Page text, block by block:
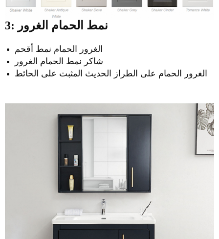
3: نمط الحمام الغرور
الغرور الحمام نمط أقحم
شاكر نمط الحمام الغرور
الغرور الحمام على الطراز الحديث المثبت على الحائط